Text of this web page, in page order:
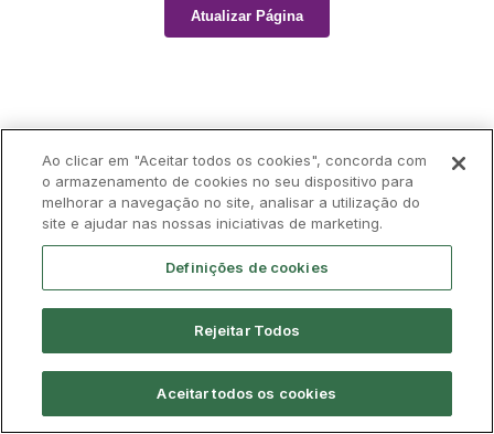
Atualizar Página
Ao clicar em "Aceitar todos os cookies", concorda com
o armazenamento de cookies no seu dispositivo para
melhorar a navegação no site, analisar a utilização do
site e ajudar nas nossas iniciativas de marketing.
Definições de cookies
Rejeitar Todos
Aceitar todos os cookies